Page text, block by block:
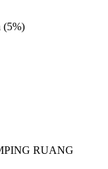
(5%)
RUANG